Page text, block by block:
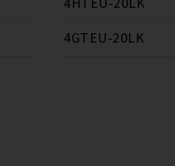
4GTEU-20LK